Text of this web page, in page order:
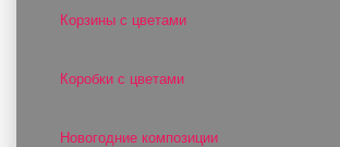
Корзины с цветами
Коробки с цветами
Новогодние композиции